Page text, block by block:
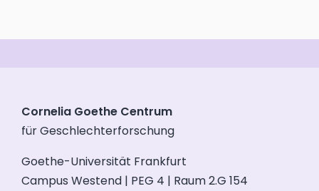
Cornelia Goethe Centrum
für Geschlechterforschung
Goethe-Universität Frankfurt
Campus Westend | PEG 4 | Raum 2.G 154